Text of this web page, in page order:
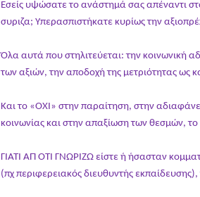
Εσείς υψώσατε το ανάστημά σας απέναντι
συριζα; Υπερασπιστήκατε κυρίως την
Όλα αυτά που στηλιτεύεται: την κοινωνική
των αξιών, την αποδοχή της μετριότητας ως
Και το «ΟΧΙ» στην παραίτηση, στην
κοινωνίας και στην απαξίωση των θεσμών,
ΓΙΑΤΙ ΑΠ ΟΤΙ ΓΝΩΡΙΖΩ είστε ή ήσασταν
(πχ περιφερειακός διευθυντής